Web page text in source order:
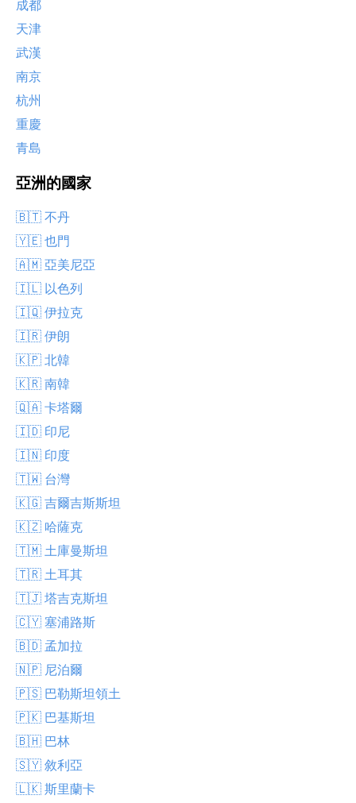
成都
天津
武漢
南京
杭州
重慶
青島
亞洲的國家
🇧🇹 不丹
🇾🇪 也門
🇦🇲 亞美尼亞
🇮🇱 以色列
🇮🇶 伊拉克
🇮🇷 伊朗
🇰🇵 北韓
🇰🇷 南韓
🇶🇦 卡塔爾
🇮🇩 印尼
🇮🇳 印度
🇹🇼 台灣
🇰🇬 吉爾吉斯斯坦
🇰🇿 哈薩克
🇹🇲 土庫曼斯坦
🇹🇷 土耳其
🇹🇯 塔吉克斯坦
🇨🇾 塞浦路斯
🇧🇩 孟加拉
🇳🇵 尼泊爾
🇵🇸 巴勒斯坦領土
🇵🇰 巴基斯坦
🇧🇭 巴林
🇸🇾 敘利亞
🇱🇰 斯里蘭卡